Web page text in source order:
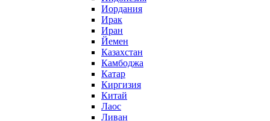
Иордания
Ирак
Иран
Йемен
Казахстан
Камбоджа
Катар
Киргизия
Китай
Лаос
Ливан